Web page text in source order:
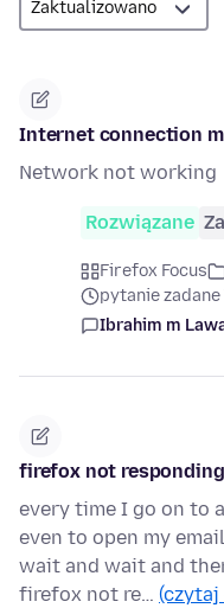
Internet connection
Network not working
Rozwiązane
Firefox Focus
pytanie
Ibrahim m
firefox not responding
every time I go on to
even to open my
wait and wait and
firefox not re… (czytaj